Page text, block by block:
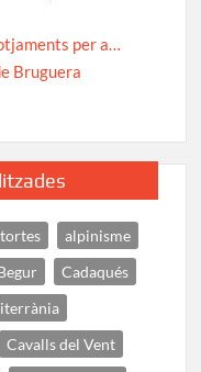
per a…
Bruguera
alpinisme
Cadaqués
Cavalls del Vent